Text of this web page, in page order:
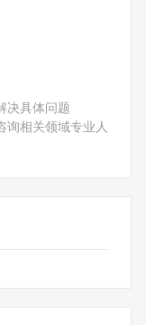
决具体问题
询相关领域专业人